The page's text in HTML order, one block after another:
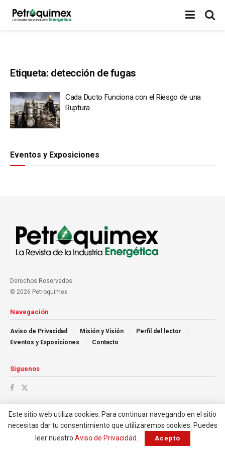
Etiqueta: detección de fugas
Cada Ducto Funciona con el Riesgo de una
Ruptura
Eventos y Exposiciones
Derechos Reservados
© 2026 Petroquimex.
Navegación
Aviso de Privacidad Misión y Visión
Perfil del lector
Eventos y Exposiciones
Contacto
Síguenos
Este sitio web utiliza cookies. Para continuar navegando en el sitio
necesitas dar tu consentimiento que utilizaremos cookies. Puedes
leer nuestro Aviso de Privacidad Acepto